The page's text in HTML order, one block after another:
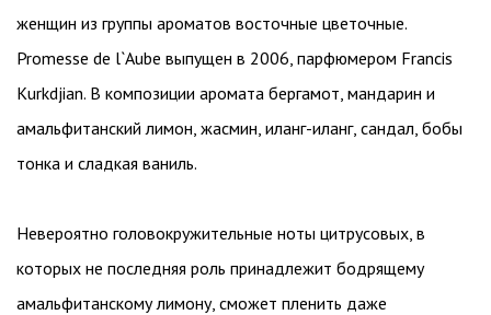
женщин из группы ароматов восточные цветочные.
Promesse de l`Aube выпущен в 2006, парфюмером Francis
Kurkdjian. В композиции аромата бергамот, мандарин и
амальфитанский лимон, жасмин, иланг-иланг, сандал, бобы
тонка и сладкая ваниль.
Невероятно головокружительные ноты цитрусовых, в
которых не последняя роль принадлежит бодрящему
амальфитанскому лимону, сможет пленить даже